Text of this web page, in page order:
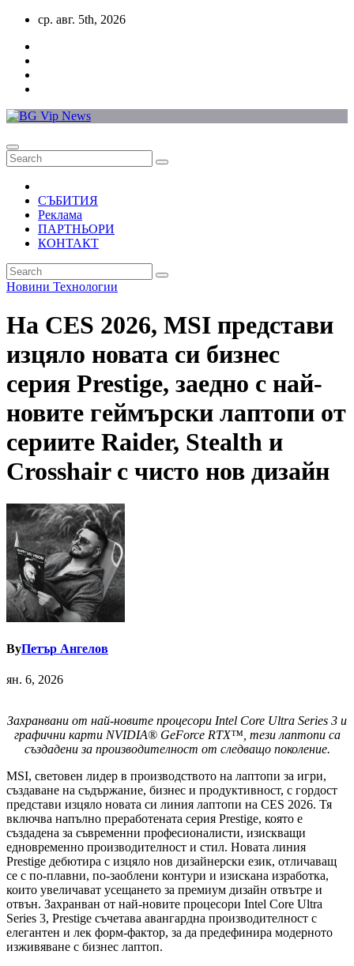
Skip
content
ср. авг. 5th, 2026
СЪБИТИЯ
Реклама
ПАРТНЬОРИ
КОНТАКТ
Новини Технологии
На CES 2026, MSI представи
изцяло новата си бизнес
серия Prestige, заедно с най-
новите геймърски лаптопи от
сериите Raider, Stealth и
Crosshair с чисто нов дизайн
ByПетър Ангелов
ян. 6, 2026
Захранвани от най-новите процесори Intel Core Ultra Series 3 и
графични карти NVIDIA® GeForce RTX™, тези лаптопи са
създадени за производителност от следващо поколение.
MSI, световен лидер в производството на лаптопи за игри,
създаване на съдържание, бизнес и продуктивност, с гордост
представи изцяло новата си линия лаптопи на CES 2026. Тя
включва напълно преработената серия Prestige, която е
създадена за съвременни професионалисти, изискващи
едновременно производителност и стил. Новата линия
Prestige дебютира с изцяло нов дизайнерски език, отличаващ
се с по-плавни, по-заоблени контури и изискана изработка,
които увеличават усещането за премиум дизайн отвътре и
отвън. Захранван от най-новите процесори Intel Core Ultra
Series 3, Prestige съчетава авангардна производителност с
елегантен и лек форм-фактор, за да предефинира модерното
изживяване с бизнес лаптоп.